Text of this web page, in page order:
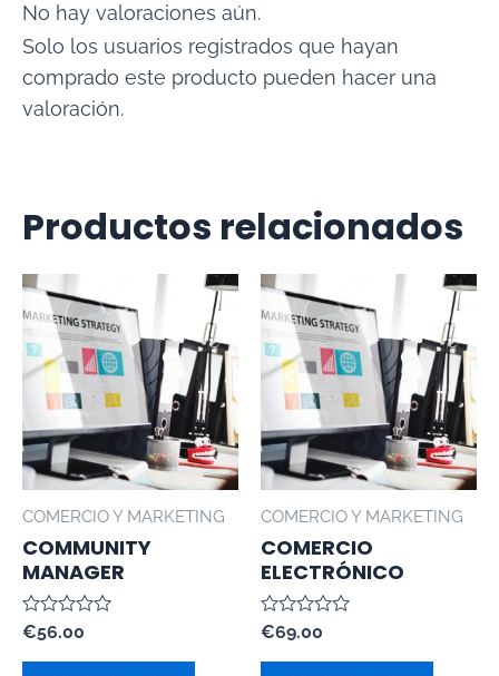
No hay valoraciones aún.
Solo los usuarios registrados que hayan
comprado este producto pueden hacer una
valoración.
Productos relacionados
COMERCIO Y MARKETING
COMMUNITY
MANAGER
Valorado
con
0
€56.00
COMERCIO Y MARKETING
COMERCIO
ELECTRÓNICO
Valorado
0
€69.00